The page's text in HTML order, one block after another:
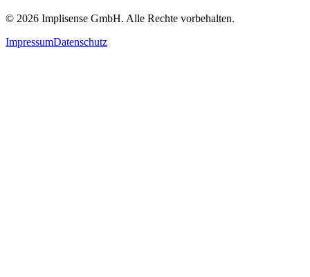
© 2026 Implisense GmbH. Alle Rechte vorbehalten.
ImpressumDatenschutz